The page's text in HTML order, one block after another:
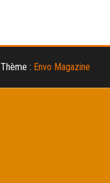
Thème : Envo Magazine